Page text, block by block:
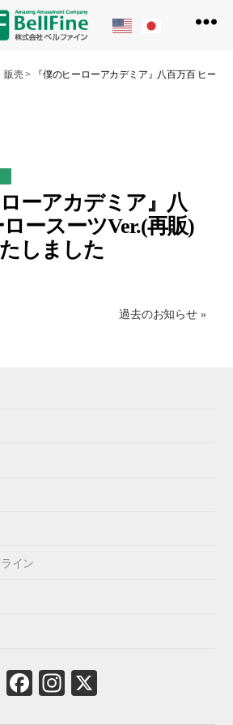
フ
販売> 『僕のヒーローアカデミア』八百万百 ヒー
ローアカデミア』八
ースーツVer.(再販)
しました
過去のお知らせ »
イン
Fa
ce
In
st